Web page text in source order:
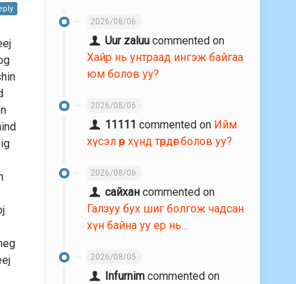
2026/08/06
Uur zaluu commented on
Хайр нь унтраад ингэж байгаа
юм болов уу?
2026/08/06
11111 commented on Ийм
хүсэл өөр хүнд төрдөг болов уу?
2026/08/06
сайхан commented on
Галзуу бух шиг болгож чадсан
хүн байна уу ер нь…
2026/08/05
Infurnim commented on